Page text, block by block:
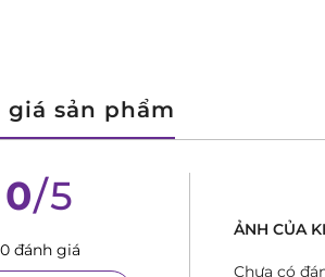
kế cổ điển, trường tồn với thời gian:
các cọc số La Mã kết hợp cọc vạch và
kém phần sang trọng, phù hợp với
sản phẩm
0/5
0 đánh giá
ẢNH CỦA
Chưa có